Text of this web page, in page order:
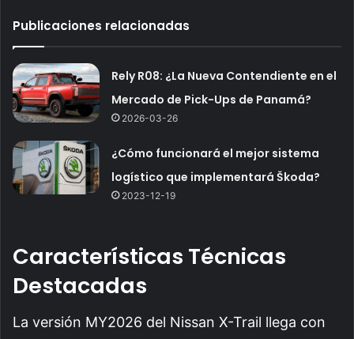
Publicaciones relacionadas
Rely R08: ¿La Nueva Contendiente en el
Mercado de Pick-Ups de Panamá?
2026-03-26
¿Cómo funcionará el mejor sistema
logístico que implementará Škoda?
2023-12-19
Características Técnicas
Destacadas
La versión MY2026 del Nissan X-Trail llega con